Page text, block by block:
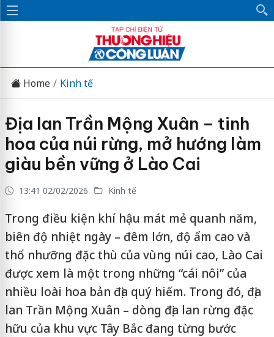
Home Kinh tế
Địa lan Trần Mộng Xuân – tinh
hoa của núi rừng, mở hướng làm
giàu bền vững ở Lào Cai
13:41 02/02/2026 Kinh tế
Trong điều kiện khí hậu mát mẻ quanh năm,
biên độ nhiệt ngày – đêm lớn, độ ẩm cao và
thổ nhưỡng đặc thù của vùng núi cao, Lào Cai
được xem là một trong những “cái nôi” của
nhiều loài hoa bản địa quý hiếm. Trong đó, địa
lan Trần Mộng Xuân – dòng địa lan rừng đặc
hữu của khu vực Tây Bắc đang từng bước